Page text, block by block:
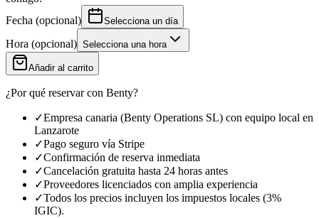
Fecha (opcional) Selecciona un día
Hora (opcional) Selecciona una hora
Añadir al carrito
¿Por qué reservar con Benty?
✓Empresa canaria (Benty Operations SL) con equipo local en
Lanzarote
✓Pago seguro vía Stripe
✓Confirmación de reserva inmediata
✓Cancelación gratuita hasta 24 horas antes
✓Proveedores licenciados con amplia experiencia
✓Todos los precios incluyen los impuestos locales (3%
IGIC).